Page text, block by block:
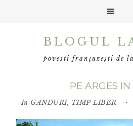
BLOGUL
povesti franțuzești de
PE ARGES
In GANDURI, TIMP LIBER •